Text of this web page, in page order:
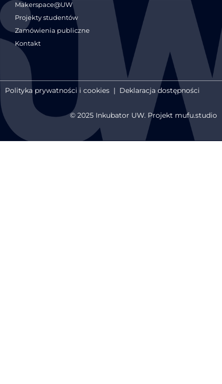
Makerspace@UW
Projekty studentów
Zamówienia publiczne
Kontakt
Polityka prywatności i cookies | Deklaracja dostępności
© 2025 Inkubator UW. Projekt mufu.studio